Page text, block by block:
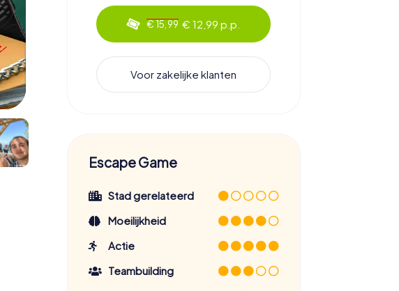
€ 15,99 € 12,99 p.p.
Voor zakelijke klanten
Escape Game
Stad gerelateerd
Moeilijkheid
Actie
Teambuilding